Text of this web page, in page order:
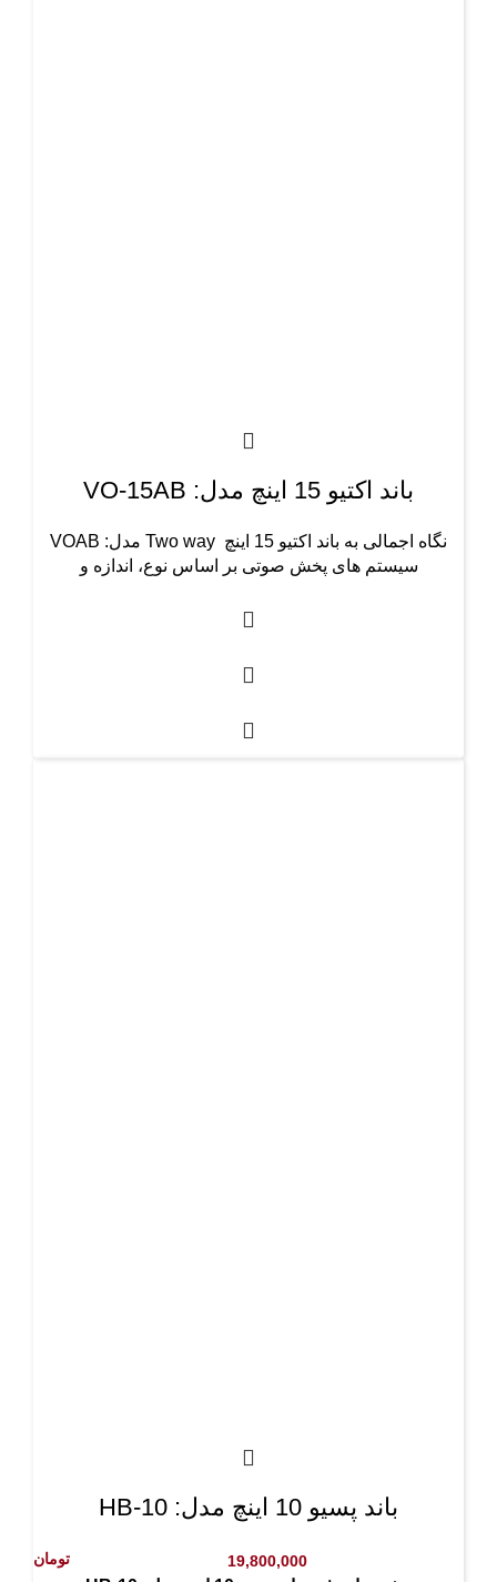
باند اکتیو 15 اینچ مدل: VO-15AB
نگاه اجمالی به باند اکتیو 15 اینچ Two way مدل: VOAB
سیستم های پخش صوتی بر اساس نوع، اندازه و
باند پسیو 10 اینچ مدل: HB-10
تومان